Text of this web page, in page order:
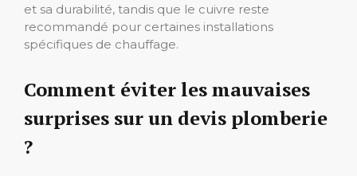
et sa durabilité, tandis que le cuivre reste
recommandé pour certaines installations
spécifiques de chauffage.
Comment éviter les mauvaises
surprises sur un devis plomberie
?